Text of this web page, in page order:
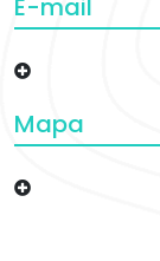
E-mail
Mapa